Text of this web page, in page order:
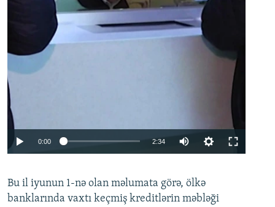
0:00 2:34
360p
480p
Bu il iyunun 1-nə olan məlumata görə, ölkə
banklarında vaxtı keçmiş kreditlərin məbləği